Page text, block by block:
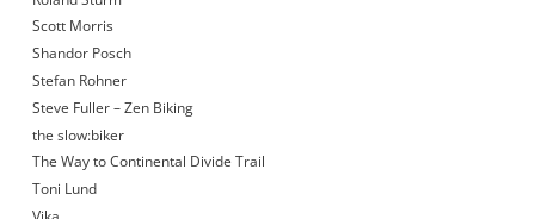
Scott Morris
Shandor Posch
Stefan Rohner
Steve Fuller – Zen Biking
the slow:biker
The Way to Continental Divide Trail
Toni Lund